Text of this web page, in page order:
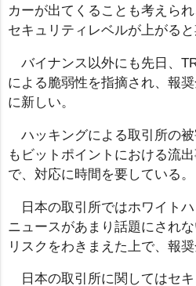
カーが出てくることも考えら
セキュリティレベルが上がると
バイナンス以外にも先日、
による脆弱性を指摘され、報
に新しい。
ハッキングによる取引所の
もビットポイントにおける流
で、対応に時間を要している。
日本の取引所ではホワイト
ニュースがあまり話題にされ
リスクをわきまえた上で、報
日本の取引所に関してはセ